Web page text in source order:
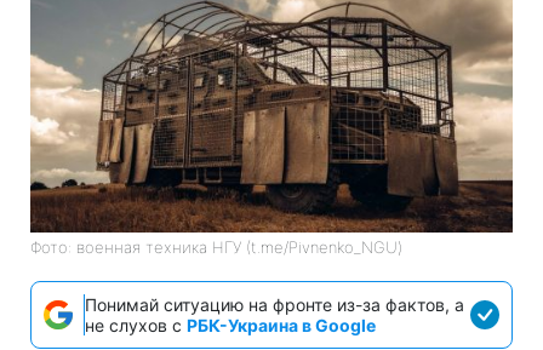
Фото: военная техника НГУ (t.me/Pivnenko_NGU)
Понимай ситуацию на фронте из-за фактов, а
не слухов с РБК-Украина в Google